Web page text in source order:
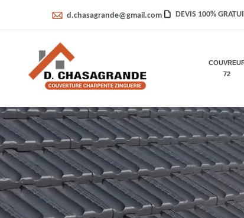
d.chasagrande@gmail.com DEVIS 100%
72